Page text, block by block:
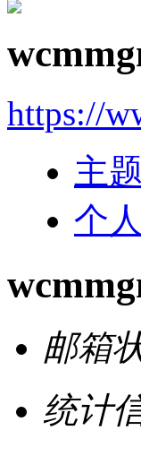
https://
主题
个
邮箱
统计